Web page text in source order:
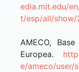
edia.mit.edu/
t/esp/all/show/
AMECO,
Europea.
e/ameco/user/